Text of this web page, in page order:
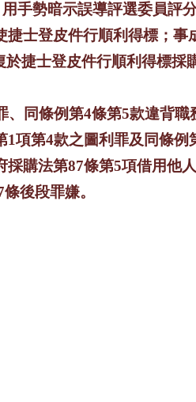
手勢暗示誤導評選委員評
捷士登皮件行順利得標；事
於捷士登皮件行順利得標採
、同條例第4條第5款違背職
1項第4款之圖利罪及同條例
採購法第87條第5項借用他
條後段罪嫌。